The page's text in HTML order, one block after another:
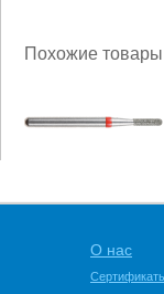
Похожие товары
О нас